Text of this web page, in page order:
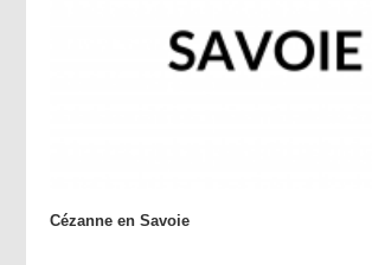
Cézanne en Savoie